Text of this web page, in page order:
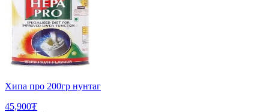
Хипа про 200гр нунтаг
45,900₮